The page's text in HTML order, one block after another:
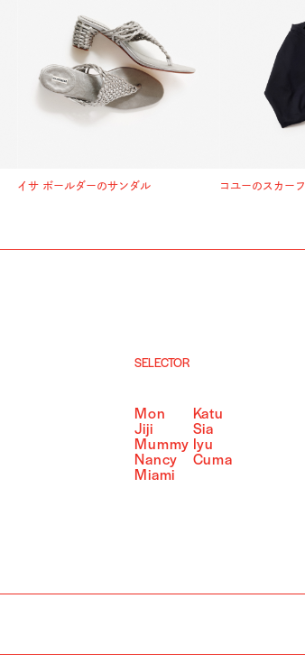
イサ ボールダーのサンダル コユーのスカーフ
SELECTOR
Mon
Katu
Jiji
Sia
Mummy Iyu
Nancy
Cuma
Miami